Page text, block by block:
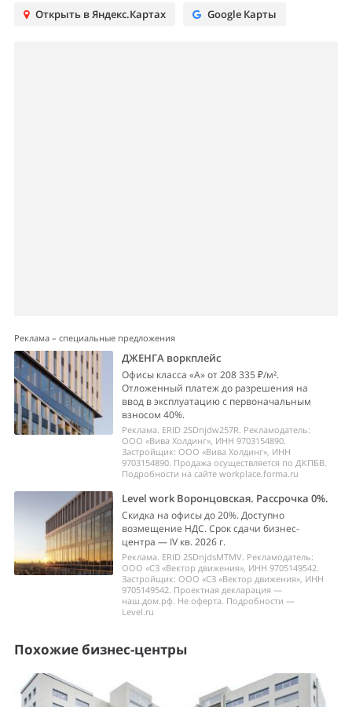
Открыть в Яндекс.Картах Google Карты
Реклама – специальные предложения
ДЖЕНГА воркплейс
Офисы класса «А» от 208 335 ₽/м².
Отложенный платеж до разрешения на
ввод в эксплуатацию с первоначальным
взносом 40%.
Реклама. ERID 2SDnjdw257R. Рекламодатель:
ООО «Вива Холдинг», ИНН 9703154890.
Застройщик: ООО «Вива Холдинг», ИНН
9703154890. Продажа осуществляется по ДКПБВ.
Подробности на сайте workplace.forma.ru
Level work Воронцовская. Рассрочка 0%.
Скидка на офисы до 20%. Доступно
возмещение НДС. Срок сдачи бизнес-
центра — IV кв. 2026 г.
Реклама. ERID 2SDnjdsMTMV. Рекламодатель:
ООО «СЗ «Вектор движения», ИНН 9705149542.
Застройщик: ООО «СЗ «Вектор движения», ИНН
9705149542. Проектная декларация —
наш.дом.рф. Не оферта. Подробности —
Level.ru
Похожие бизнес-центры